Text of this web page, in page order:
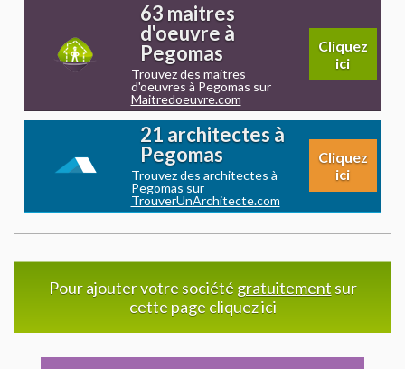
63 maitres
d'oeuvre à
Pegomas
Trouvez des maitres
d'oeuvres à Pegomas sur
Maitredoeuvre.com
Cliquez
ici
21 architectes à
Pegomas
Trouvez des architectes à
Pegomas sur
TrouverUnArchitecte.com
Cliquez
ici
Pour ajouter votre société gratuitement sur
cette page cliquez ici